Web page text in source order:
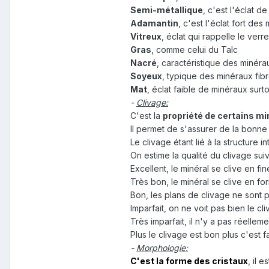
Semi-métallique , c'est l'éclat
Adamantin , c'est l'éclat fort des
Vitreux , éclat qui rappelle le
Gras , comme celui du Talc
Nacré , caractéristique des
Soyeux , typique des minéraux
Mat , éclat faible de minéraux
- Clivage:
C'est la propriété de certains
Il permet de s'assurer de la
Le clivage étant lié à la structure
On estime la qualité du clivage
Excellent, le minéral se clive en
Très bon, le minéral se clive en
Bon, les plans de clivage ne sont
Imparfait, on ne voit pas bien le
Très imparfait, il n'y a pas
Plus le clivage est bon plus c'est
- Morphologie:
C'est la forme des cristaux , il